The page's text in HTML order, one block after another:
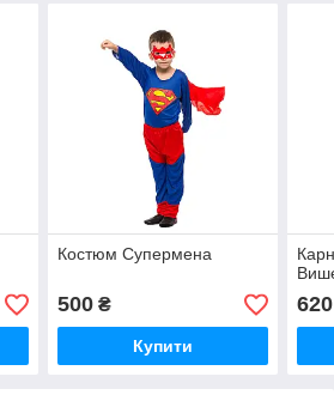
Костюм Супермена
500₴
Купити
620